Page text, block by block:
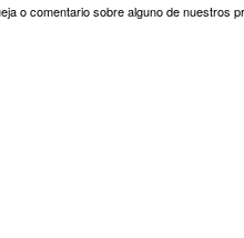
o comentario sobre alguno de nuestros